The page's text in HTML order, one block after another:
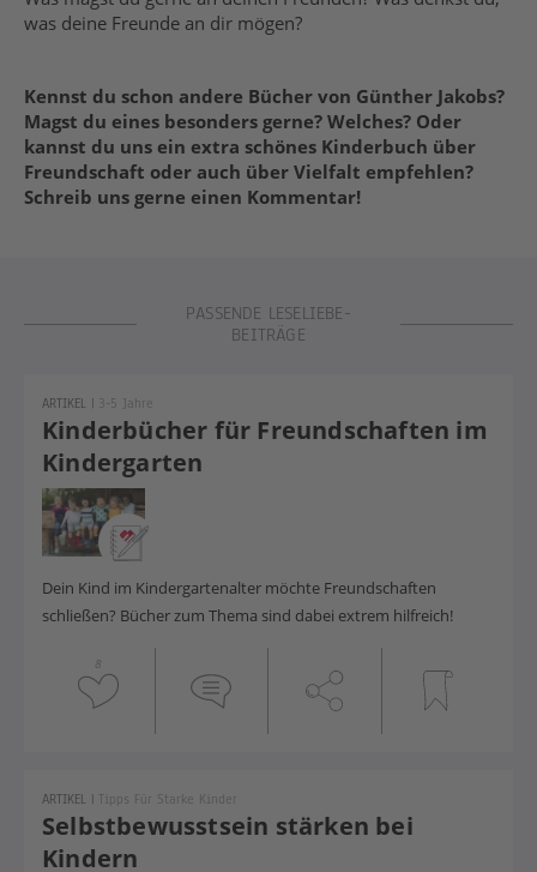
was deine Freunde an dir mögen?
Kennst du schon andere Bücher von Günther Jakobs?
Magst du eines besonders gerne? Welches? Oder
kannst du uns ein extra schönes Kinderbuch über
Freundschaft oder auch über Vielfalt empfehlen?
Schreib uns gerne einen Kommentar!
PASSENDE LESELIEBE-
BEITRÄGE
Kinderbücher für Freundschaften im
Kindergarten
ARTIKEL | 3-5 Jahre
Dein Kind im Kindergartenalter möchte Freundschaften
schließen? Bücher zum Thema sind dabei extrem hilfreich!
8
Selbstbewusstsein stärken bei
Kindern
ARTIKEL | Tipps Für Starke Kinder